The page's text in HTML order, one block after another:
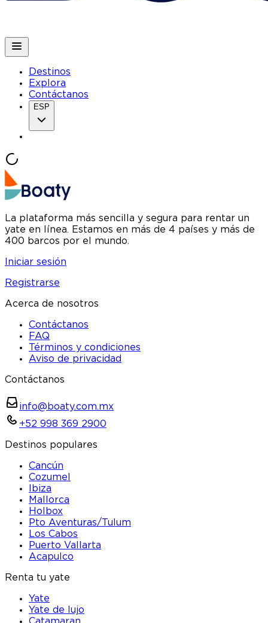
Destinos
Explora
Contáctanos
ESP
La plataforma más sencilla y segura para rentar un
yate en línea. Estamos en más de 4 países y más de
400 barcos por el mundo.
Iniciar sesión
Registrarse
Acerca de nosotros
Contáctanos
FAQ
Términos y condiciones
Aviso de privacidad
Contáctanos
info@boaty.com.mx
+52 998 369 2900
Destinos populares
Cancún
Cozumel
Ibiza
Mallorca
Holbox
Pto Aventuras/Tulum
Los Cabos
Puerto Vallarta
Acapulco
Renta tu yate
Yate
Yate de lujo